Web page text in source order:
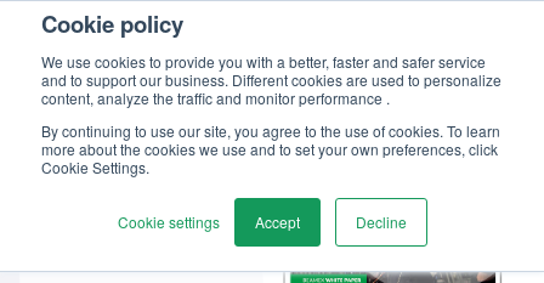
Cookie policy
We use cookies to provide you with a better, faster and safer service
and to support our business. Different cookies are used to personalize
content, analyze the traffic and monitor performance .
By continuing to use our site, you agree to the use of cookies. To learn
more about the cookies we use and to set your own preferences, click
Cookie Settings.
Cookie settings Accept Decline